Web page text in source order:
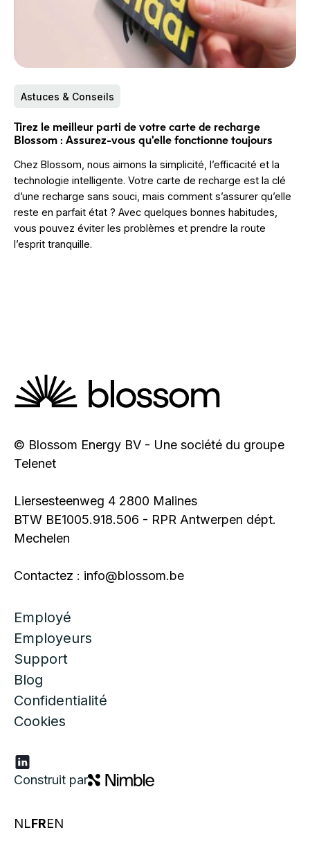
Astuces & Conseils
Tirez le meilleur parti de votre carte de recharge
Blossom : Assurez-vous qu'elle fonctionne toujours
Chez Blossom, nous aimons la simplicité, l’efficacité et la
technologie intelligente. Votre carte de recharge est la clé
d’une recharge sans souci, mais comment s’assurer qu’elle
reste en parfait état ? Avec quelques bonnes habitudes,
vous pouvez éviter les problèmes et prendre la route
l’esprit tranquille.
© Blossom Energy BV - Une société du groupe
Telenet
Liersesteenweg 4 2800 Malines
BTW BE1005.918.506 - RPR Antwerpen dépt.
Mechelen
Contactez : info@blossom.be
Employé
Employeurs
Support
Blog
Confidentialité
Cookies
Construit par
NLFREN